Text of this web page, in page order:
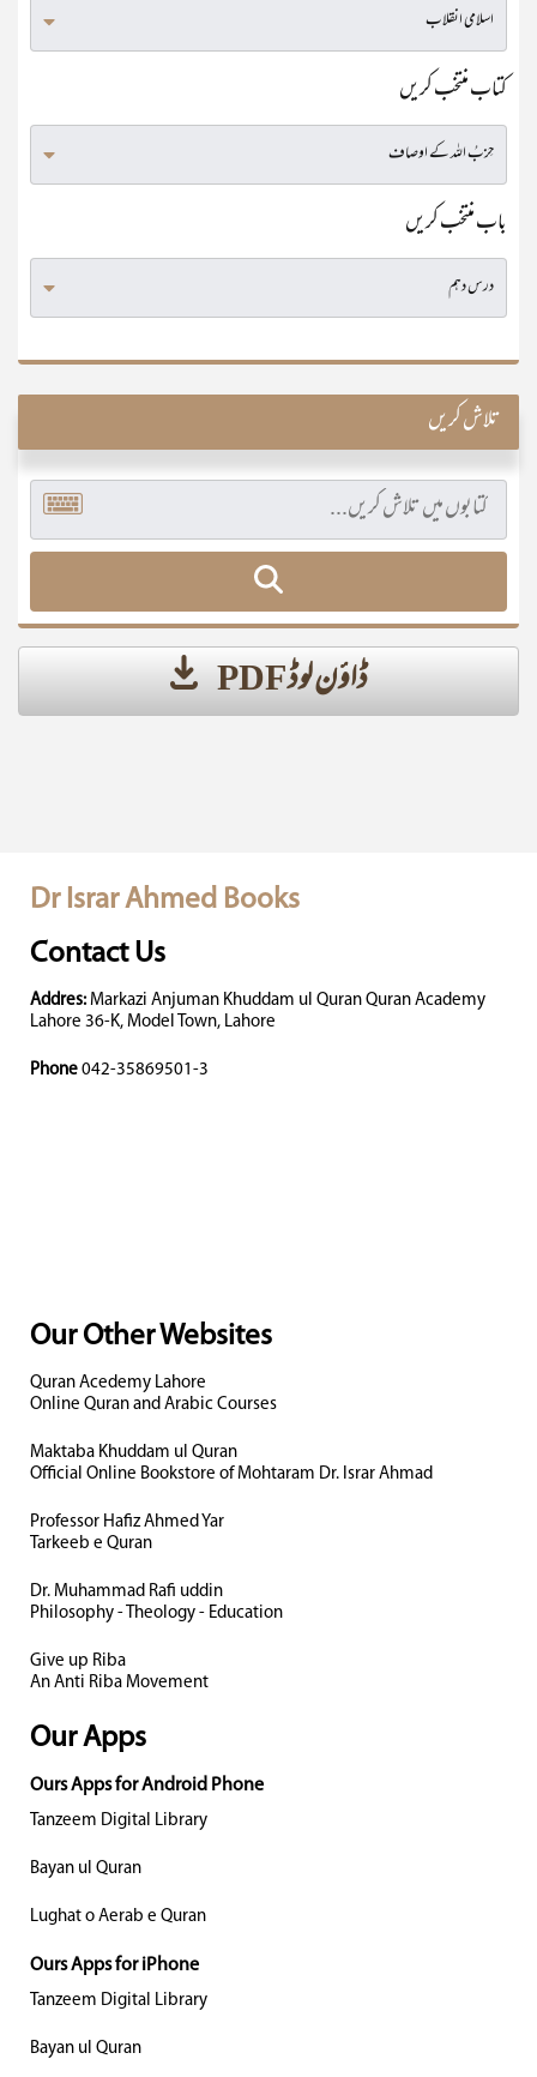
کتاب منتخب کریں
باب منتخب کریں
تلاش کریں
ڈاؤن لوڈ PDF
Dr Israr Ahmed Books
Contact Us
Addres: Markazi Anjuman Khuddam ul Quran Quran Academy
Lahore 36-K, Model Town, Lahore
Phone 042-35869501-3
Our Other Websites
Quran Acedemy Lahore
Online Quran and Arabic Courses
Maktaba Khuddam ul Quran
Official Online Bookstore of Mohtaram Dr. Israr Ahmad
Professor Hafiz Ahmed Yar
Tarkeeb e Quran
Dr. Muhammad Rafi uddin
Philosophy - Theology - Education
Give up Riba
An Anti Riba Movement
Our Apps
Ours Apps for Android Phone
Tanzeem Digital Library
Bayan ul Quran
Lughat o Aerab e Quran
Ours Apps for iPhone
Tanzeem Digital Library
Bayan ul Quran